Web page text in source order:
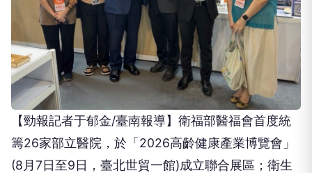
【勁報記者于郁金/臺南報導】衛福部醫福會首度統
籌26家部立醫院，於「2026高齡健康產業博覽會」
(8月7日至9日，臺北世貿一館)成立聯合展區；衛生